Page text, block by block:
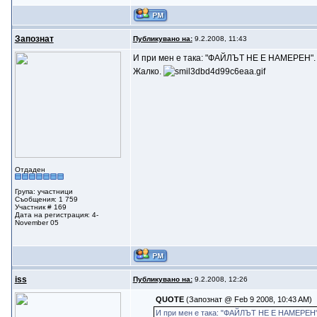
Запознат Публикувано на:9.2.2008, 11:43
Отдаден
Група: участници
Съобщения: 1 759
Участник # 169
Дата на регистрация: 4-
November 05
И при мен е така: "ФАЙЛЪТ НЕ Е НАМЕРЕН".
Жалко.
iss Публикувано на:9.2.2008, 12:26
QUOTE (Запознат @ Feb 9 2008, 10:43 AM)
И при мен е така: "ФАЙЛЪТ НЕ Е